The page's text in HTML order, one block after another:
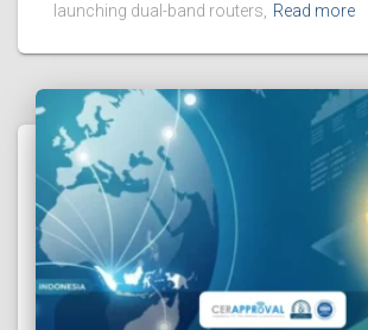
launching dual-band routers, Read more